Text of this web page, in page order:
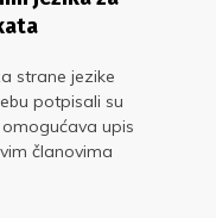
strane jezike
potpisali su
upis
članovima